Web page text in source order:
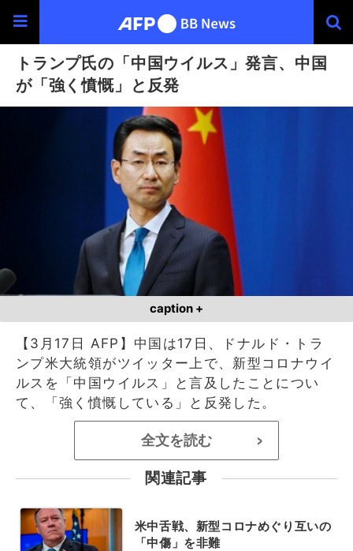
トランプ氏の「中国ウイルス」発言、中国
が「強く憤慨」と反発
caption +
【3月17日 AFP】中国は17日、ドナルド・トラ
ンプ米大統領がツイッター上で、新型コロナウイ
ルスを「中国ウイルス」と言及したことについ
て、「強く憤慨している」と反発した。
全文を読む >
関連記事
米中舌戦、新型コロナめぐり互いの
「中傷」を非難